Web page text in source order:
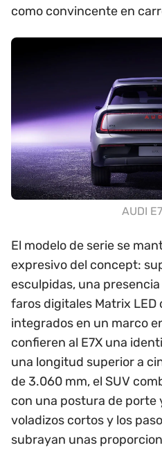
como convincente en
AUDI
El modelo de serie se
expresivo del concept:
esculpidas, una
faros digitales Matrix
integrados en un marco
confieren al E7X una
una longitud superior a
de 3.060 mm, el SUV
con una postura de porte
voladizos cortos y los
subrayan unas